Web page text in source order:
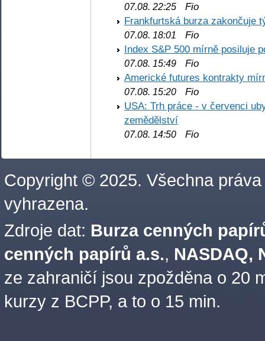
07.08. 22:25 Fio
Frankfurtská burza zakončuje
07.08. 18:01
Fio
Index S&P 500 mírně posiluje
07.08. 15:49 Fio
Americké futures kontrakty
07.08. 15:20 Fio
USA: Trh práce - v červenci
zemědělství
07.08. 14:50 Fio
Copyright © 2025. Všechna práva
vyhrazena.
Zdroje dat: Burza cenných
cenných papírů a.s., NASDAQ,
ze zahraničí jsou zpožděna o 20
kurzy z BCPP, a to o 15 min.